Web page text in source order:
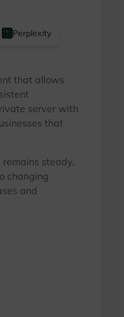
Perplexity
that allows
server with
that
remains steady,
changing
and